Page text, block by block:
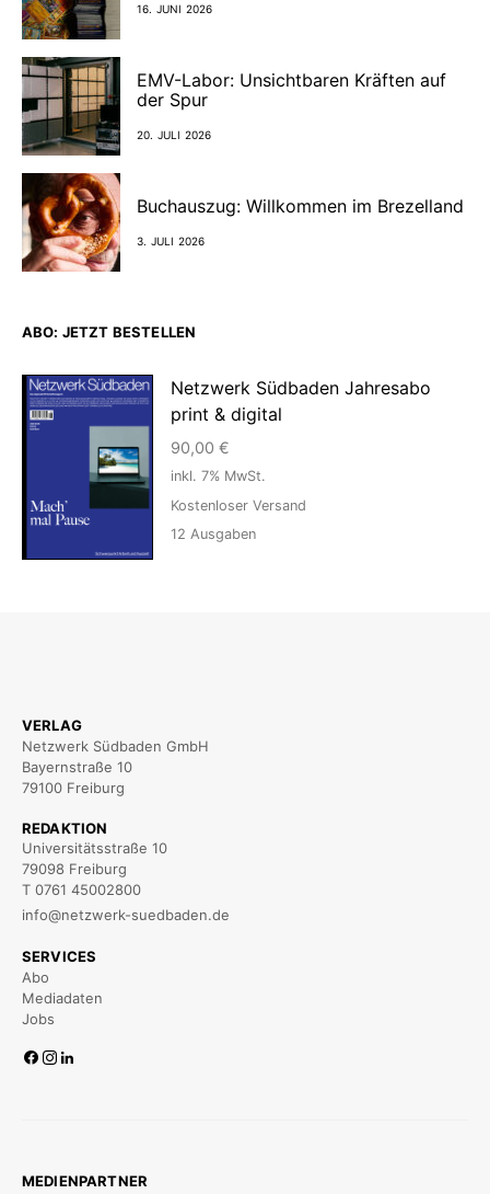
16. JUNI 2026
EMV-Labor: Unsichtbaren Kräften auf
der Spur
20. JULI 2026
Buchauszug: Willkommen im Brezelland
3. JULI 2026
ABO: JETZT BESTELLEN
Netzwerk Südbaden Jahresabo
print & digital
90,00 €
inkl. 7% MwSt.
Kostenloser Versand
12 Ausgaben
VERLAG
Netzwerk Südbaden GmbH
Bayernstraße 10
79100 Freiburg
REDAKTION
Universitätsstraße 10
79098 Freiburg
T 0761 45002800
info@netzwerk-suedbaden.de
SERVICES
Abo
Mediadaten
Jobs
MEDIENPARTNER